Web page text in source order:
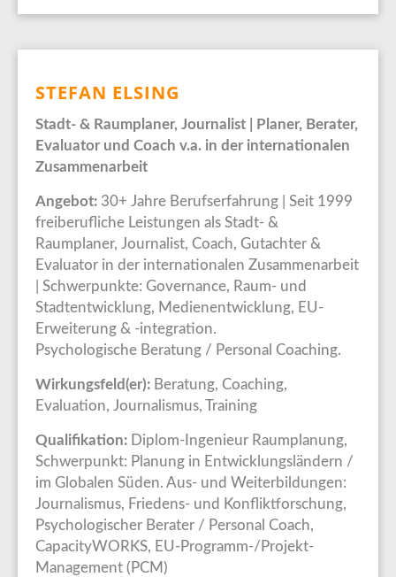
STEFAN ELSING
Stadt- & Raumplaner, Journalist | Planer, Berater,
Evaluator und Coach v.a. in der internationalen
Zusammenarbeit
Angebot: 30+ Jahre Berufserfahrung | Seit 1999
freiberufliche Leistungen als Stadt- &
Raumplaner, Journalist, Coach, Gutachter &
Evaluator in der internationalen Zusammenarbeit
| Schwerpunkte: Governance, Raum- und
Stadtentwicklung, Medienentwicklung, EU-
Erweiterung & -integration.
Psychologische Beratung / Personal Coaching.
Wirkungsfeld(er): Beratung, Coaching,
Evaluation, Journalismus, Training
Qualifikation: Diplom-Ingenieur Raumplanung,
Schwerpunkt: Planung in Entwicklungsländern /
im Globalen Süden. Aus- und Weiterbildungen:
Journalismus, Friedens- und Konfliktforschung,
Psychologischer Berater / Personal Coach,
CapacityWORKS, EU-Programm-/Projekt-
Management (PCM)